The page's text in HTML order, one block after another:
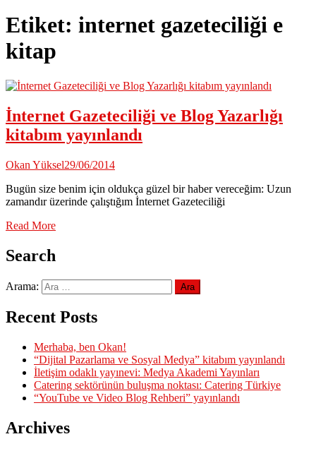
Etiket: internet gazeteciliği e
kitap
İnternet Gazeteciliği ve Blog Yazarlığı
kitabım yayınlandı
Okan Yüksel29/06/2014
Bugün size benim için oldukça güzel bir haber vereceğim: Uzun
zamandır üzerinde çalıştığım İnternet Gazeteciliği
Read More
Search
Arama:
Recent Posts
Merhaba, ben Okan!
“Dijital Pazarlama ve Sosyal Medya” kitabım yayınlandı
İletişim odaklı yayınevi: Medya Akademi Yayınları
Catering sektörünün buluşma noktası: Catering Türkiye
“YouTube ve Video Blog Rehberi” yayınlandı
Archives